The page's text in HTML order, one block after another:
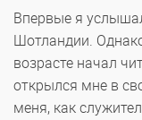
Впервые я
Шотландии.
возрасте начал
открылся мне в
меня, как